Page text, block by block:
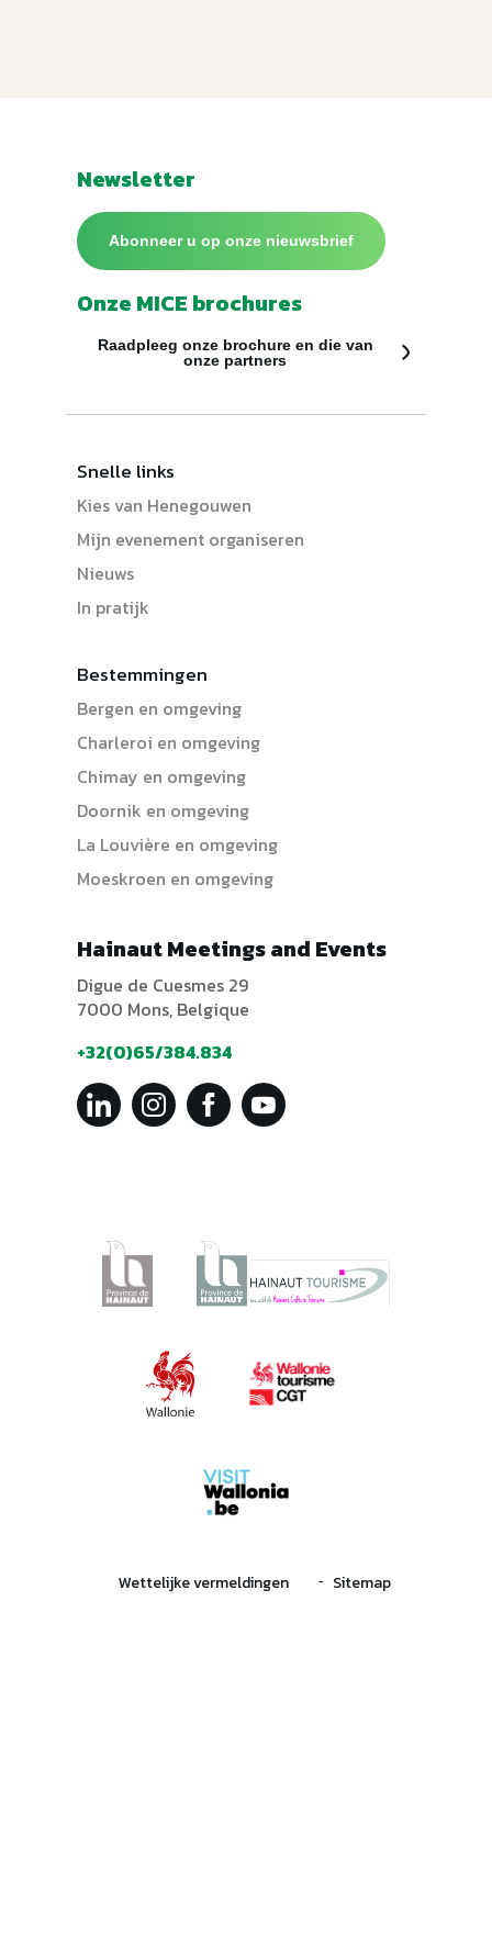
Newsletter
Abonneer u op onze nieuwsbrief
Onze MICE brochures
Raadpleeg onze brochure en die van
onze partners
Snelle links
Kies van Henegouwen
Mijn evenement organiseren
Nieuws
In pratijk
Bestemmingen
Bergen en omgeving
Charleroi en omgeving
Chimay en omgeving
Doornik en omgeving
La Louvière en omgeving
Moeskroen en omgeving
Hainaut Meetings and Events
Digue de Cuesmes 29
7000 Mons, Belgique
+32(0)65/384.834
Wettelijke vermeldingen Sitemap